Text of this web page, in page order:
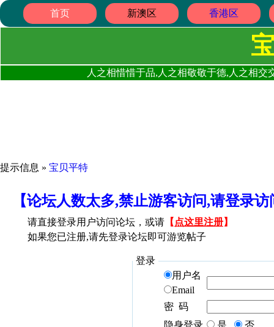
首页 新澳区 香港区
人之相惜惜于品,人之相敬敬于德,人之相
提示信息 » 宝贝平特
【论坛人数太多,禁止游客访问,请登录
请直接登录用户访问论坛，或请 【 点这里注册】
如果您已注册,请先登录论坛即可游览帖子
登录
用户名
Email
密 码
隐身登录
是 否